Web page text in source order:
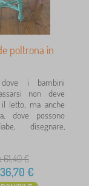
poltrona in
i bambini
non deve
letto, ma anche
dove possono
disegnare,
61,40€
36,70 €